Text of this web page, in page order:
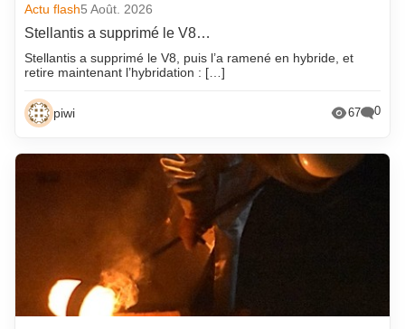
Actu flash5 Août. 2026
Stellantis a supprimé le V8…
Stellantis a supprimé le V8, puis l’a ramené en hybride, et
retire maintenant l’hybridation : […]
piwi 67 0